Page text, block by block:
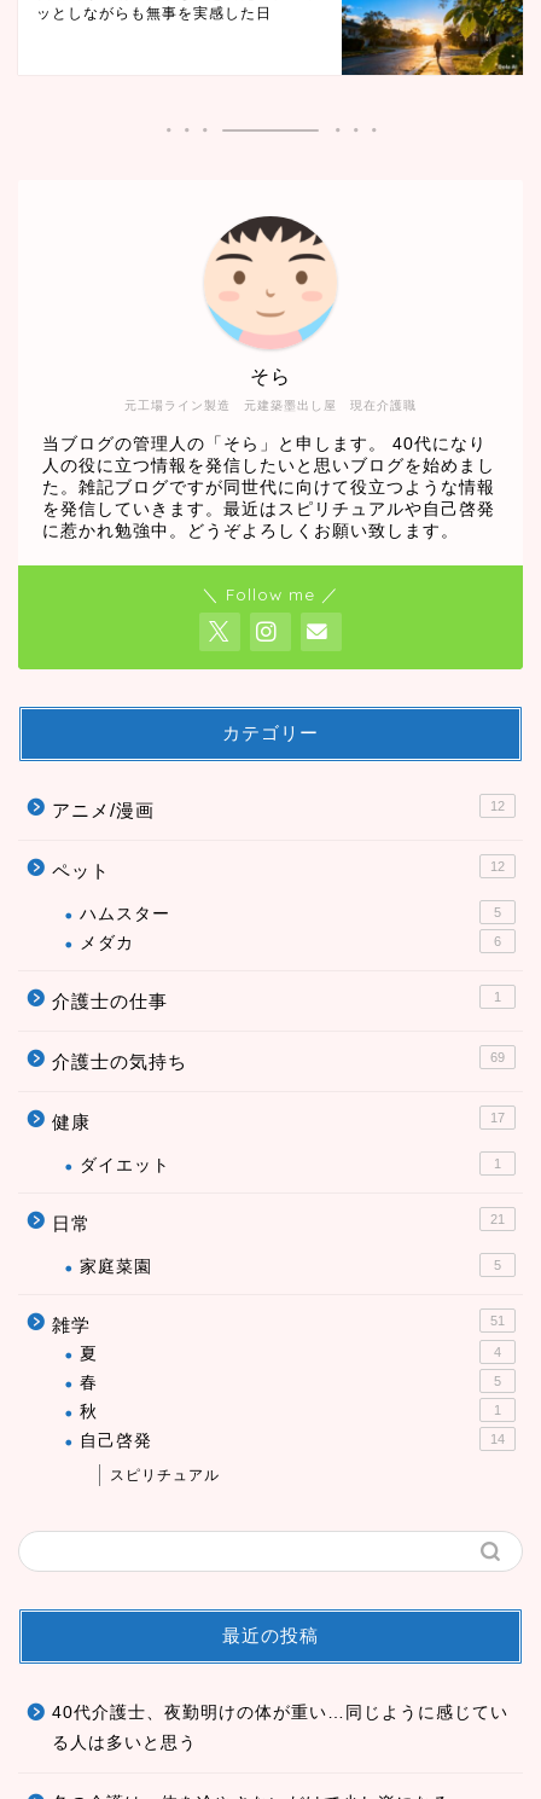
ッとしながらも無事を実感した日
元工場ライン製造 元建築墨出し屋 現在介護職
そら
当ブログの管理人の「そら」と申します。 40代になり
人の役に立つ情報を発信したいと思いブログを始めまし
た。雑記ブログですが同世代に向けて役立つような情報
を発信していきます。最近はスピリチュアルや自己啓発
に惹かれ勉強中。どうぞよろしくお願い致します。
＼ Follow me ／
カテゴリー
アニメ/漫画 12
ペット 12
ハムスター 5
メダカ 6
介護士の仕事 1
介護士の気持ち 69
健康 17
ダイエット 1
日常 21
家庭菜園 5
雑学 51
夏 4
春 5
秋 1
自己啓発 14
スピリチュアル
最近の投稿
40代介護士、夜勤明けの体が重い…同じように感じてい
る人は多いと思う